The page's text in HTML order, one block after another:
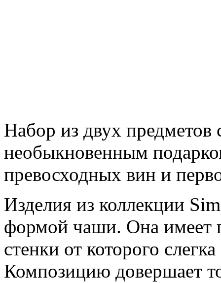
Набор из двух предметов
необыкновенным
превосходных вин и
Изделия из коллекции
формой чаши. Она имеет
стенки от которого
Композицию довершает